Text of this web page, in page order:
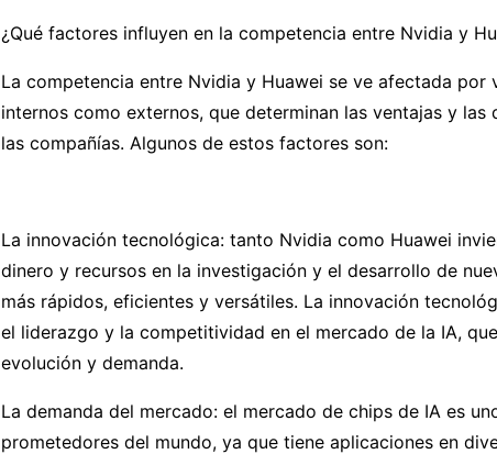
¿Qué factores influyen en la competencia entre Nvidia y
La competencia entre Nvidia y Huawei se ve afectada por
internos como externos, que determinan las ventajas y las
las compañías. Algunos de estos factores son:
La innovación tecnológica: tanto Nvidia como Huawei
dinero y recursos en la investigación y el desarrollo de
más rápidos, eficientes y versátiles. La innovación
el liderazgo y la competitividad en el mercado de la IA,
evolución y demanda.
La demanda del mercado: el mercado de chips de IA es
prometedores del mundo, ya que tiene aplicaciones en